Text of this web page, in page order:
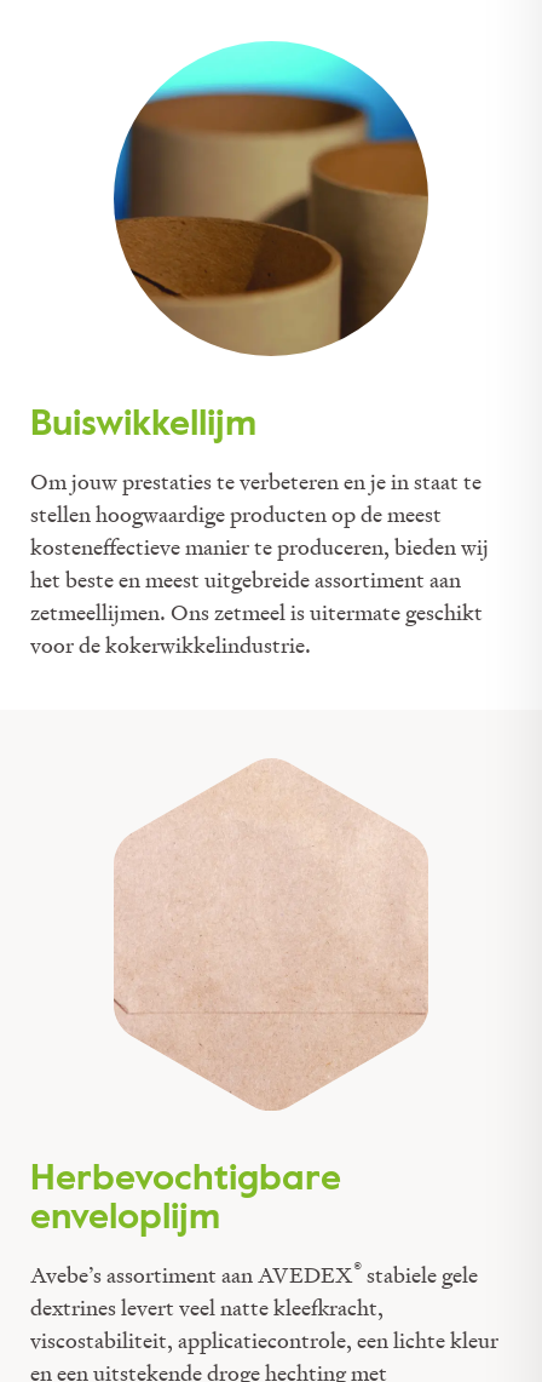
Buiswikkellijm
Om jouw prestaties te verbeteren en je in staat te
stellen hoogwaardige producten op de meest
kosteneffectieve manier te produceren, bieden wij
het beste en meest uitgebreide assortiment aan
zetmeellijmen. Ons zetmeel is uitermate geschikt
voor de kokerwikkelindustrie.
Herbevochtigbare
enveloplijm
Avebe’s assortiment aan AVEDEX® stabiele gele
dextrines levert veel natte kleefkracht,
viscostabiliteit, applicatiecontrole, een lichte kleur
en een uitstekende droge hechting met